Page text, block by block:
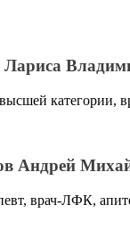
категории,
Андрей
врач-ЛФК,